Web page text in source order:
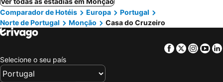
Comparador de Hotéis
Europa
Portugal
Norte de Portugal
Monção Casa do Cruzeiro
Facebook
Twitter
Selecione o seu país